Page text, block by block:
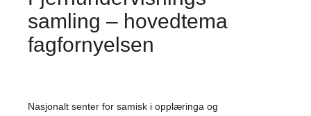
samling – hovedtema
fagfornyelsen
Nasjonalt senter for samisk i opplæringa og